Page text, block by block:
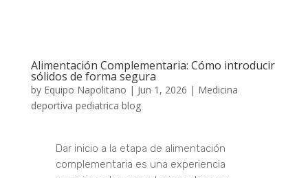
Alimentación Complementaria: Cómo introducir
sólidos de forma segura
by Equipo Napolitano | Jun 1, 2026 | Medicina
deportiva pediatrica blog
Dar inicio a la etapa de alimentación
complementaria es una experiencia